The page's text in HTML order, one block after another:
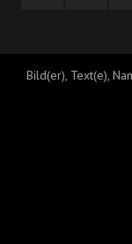
Bild(er), Text(e),